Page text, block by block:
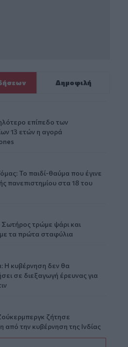
Δημοφιλή
επίπεδο των
13 ετών η αγορά
Το παιδί-θαύμα που έγινε
πανεπιστημίου στα 18 του
Σωτήρος τρώμε ψάρι και
τα πρώτα σταφύλια
Η κυβέρνηση δεν θα
σε διεξαγωγή έρευνας για
ζήτησε
από την κυβέρνηση της Ινδίας
και λάθη της Meta